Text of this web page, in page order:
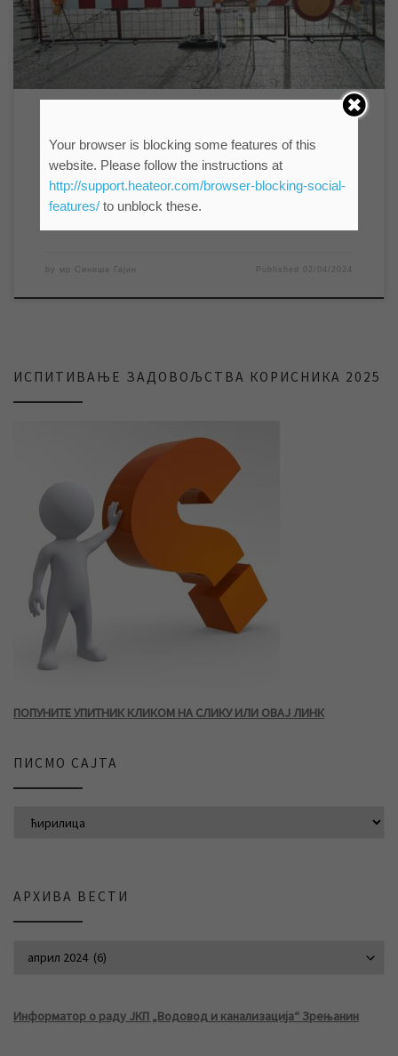
канализационој мрежи у улици Марка Орешковића, због […]
САНАЦИЈА ХАВАРИЈЕ НА
КАНАЛИЗАЦИОНОЈ МРЕЖИ У
МАРКА ОРЕШКОВИЋА
by мр Синиша Гајин Published 02/04/2024
ИСПИТИВАЊЕ ЗАДОВОЉСТВА КОРИСНИКА 2025
ПОПУНИТЕ УПИТНИК КЛИКОМ НА СЛИКУ ИЛИ ОВАЈ ЛИНК
ПИСМО САЈТА
АРХИВА ВЕСТИ
Информатор о раду ЈКП „Водовод и канализација“ Зрењанин
Your browser is blocking some features of this
website. Please follow the instructions at
http://support.heateor.com/browser-blocking-social-
features/to unblock these.